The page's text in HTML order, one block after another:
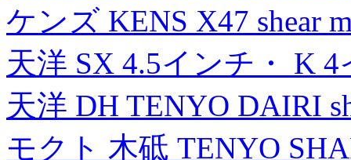
ケンズ KENS X47 shear
天洋 SX 4.5インチ・ K
天洋 DH TENYO DAIRI
モクト 木砥 TENYO